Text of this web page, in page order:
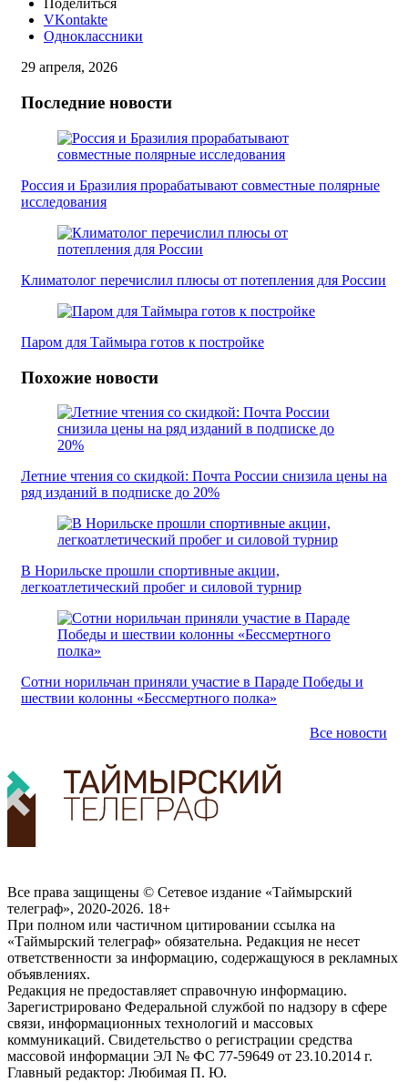
Поделиться
VKontakte
Одноклассники
29 апреля, 2026
Последние новости
Россия и Бразилия прорабатывают совместные полярные
исследования
Климатолог перечислил плюсы от потепления для России
Паром для Таймыра готов к постройке
Похожие новости
Летние чтения со скидкой: Почта России снизила цены на
ряд изданий в подписке до 20%
В Норильске прошли спортивные акции,
легкоатлетический пробег и силовой турнир
Сотни норильчан приняли участие в Параде Победы и
шествии колонны «Бессмертного полка»
Все новости
Все права защищены © Сетевое издание «Таймырский
телеграф», 2020-2026. 18+
При полном или частичном цитировании ссылка на
«Таймырский телеграф» обязательна. Редакция не несет
ответственности за информацию, содержащуюся в рекламных
объявлениях.
Редакция не предоставляет справочную информацию.
Зарегистрировано Федеральной службой по надзору в сфере
связи, информационных технологий и массовых
коммуникаций. Свидетельство о регистрации средства
массовой информации ЭЛ № ФС 77-59649 от 23.10.2014 г.
Главный редактор: Любимая П. Ю.